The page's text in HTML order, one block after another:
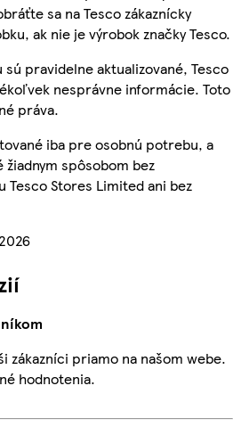
sa na Tesco zákaznícky
ak nie je výrobok značky Tesco.
pravidelne aktualizované, Tesco
nesprávne informácie. Toto
práva.
iba pre osobnú potrebu, a
spôsobom bez
Tesco Stores Limited ani bez
zákazníci priamo na našom webe.
hodnotenia.